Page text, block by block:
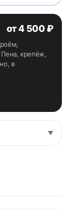
от 4 500 ₽
Пена, крепёж,
в
▼